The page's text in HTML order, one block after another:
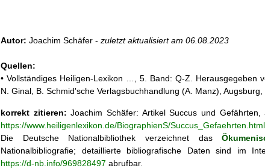
Autor: Joachim Schäfer - zuletzt aktualisiert am 06.08.2023
Quellen:
• Vollständiges Heiligen-Lexikon …, 5. Band: Q-Z. Herausgegeben
N. Ginal, B. Schmid'sche Verlagsbuchhandlung (A. Manz), Augsburg,
korrekt zitieren: Joachim Schäfer: ArtikelSuccus und Gefährten,
https://www.heiligenlexikon.de/BiographienS/Succus_Gefaehrten.html
Die Deutsche Nationalbibliothek verzeichnet das
Nationalbibliografie; detaillierte bibliografische Daten sind im
https://d-nb.info/969828497 abrufbar.